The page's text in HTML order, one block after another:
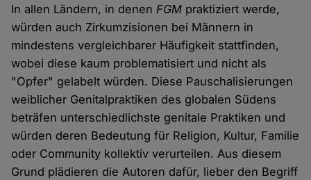
In allen Ländern, in denenFGM praktiziert werde,
würden auch Zirkumzisionen bei Männern in
mindestens vergleichbarer Häufigkeit stattfinden,
wobei diese kaum problematisiert und nicht als
"Opfer" gelabelt würden. Diese Pauschalisierungen
weiblicher Genitalpraktiken des globalen Südens
beträfen unterschiedlichste genitale Praktiken und
würden deren Bedeutung für Religion, Kultur, Familie
oder Community kollektiv verurteilen. Aus diesem
Grund plädieren die Autoren dafür, lieber den Begriff